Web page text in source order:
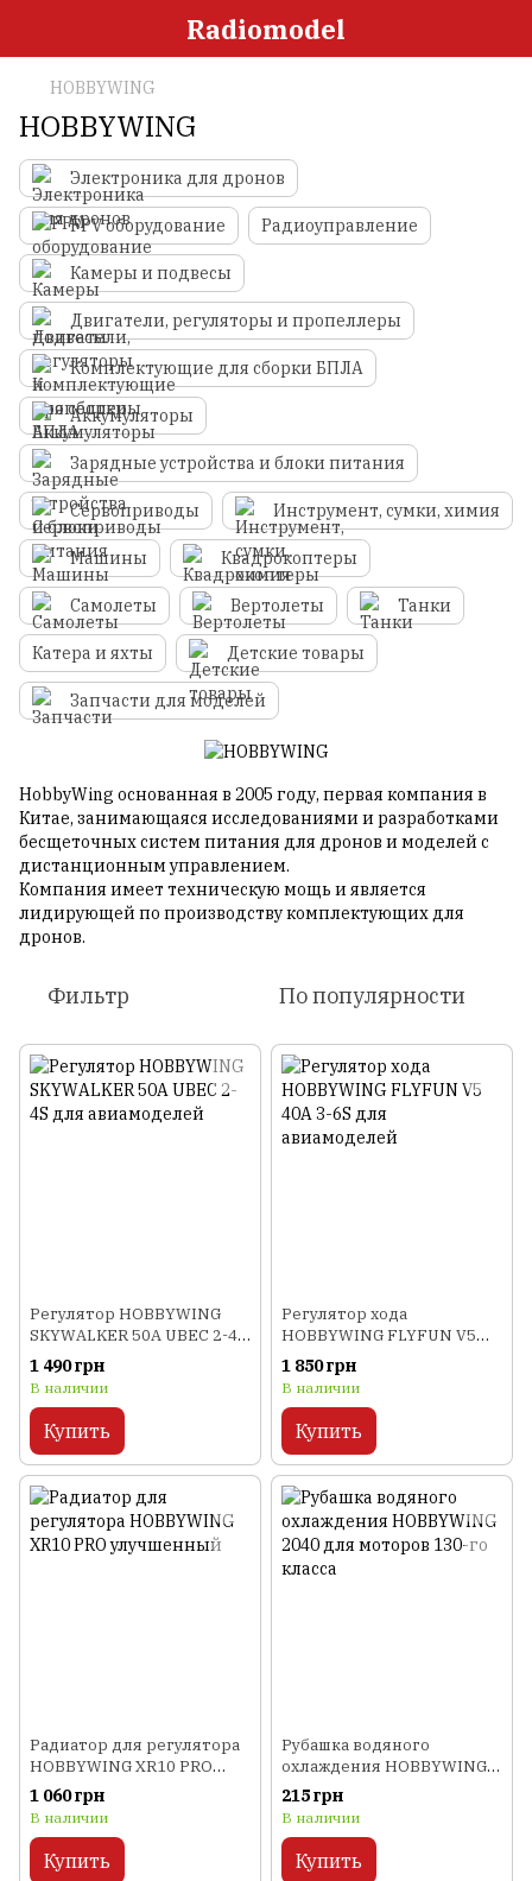
Radiomodel
HOBBYWING
HOBBYWING
Электроника для дронов
FPV оборудование Радиоуправление
Камеры и подвесы
Двигатели, регуляторы и пропеллеры
Комплектующие для сборки БПЛА
Аккумуляторы
Зарядные устройства и блоки питания
Сервоприводы Инструмент, сумки, химия
Машины Квадрокоптеры
Самолеты Вертолеты Танки
Катера и яхты Детские товары
Запчасти для моделей
HobbyWing основанная в 2005 году, первая компания в
Китае, занимающаяся исследованиями и разработками
бесщеточных систем питания для дронов и моделей с
дистанционным управлением.
Компания имеет техническую мощь и является
лидирующей по производству комплектующих для
дронов.
Фильтр По популярности
Регулятор HOBBYWING
SKYWALKER 50A UBEC 2-4S
для авиамоделей
1 490 грн
В наличии
Купить
Регулятор хода
HOBBYWING FLYFUN V5
40A 3-6S для авиамоделей
1 850 грн
В наличии
Купить
Радиатор для регулятора
HOBBYWING XR10 PRO
улучшенный
1 060 грн
В наличии
Купить
Рубашка водяного
охлаждения HOBBYWING
2040 для моторов 130-го
класса
215 грн
В наличии
Купить